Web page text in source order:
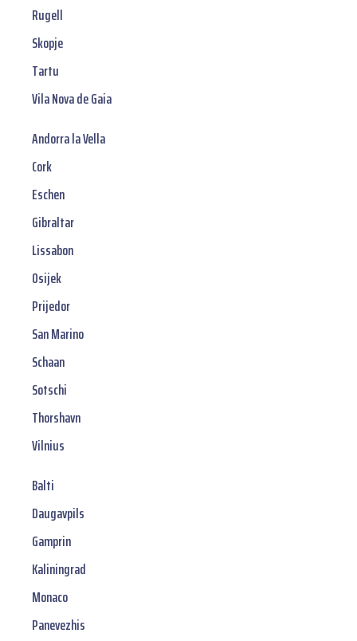
Rugell
Skopje
Tartu
Vila Nova de Gaia
Andorra la Vella
Cork
Eschen
Gibraltar
Lissabon
Osijek
Prijedor
San Marino
Schaan
Sotschi
Thorshavn
Vilnius
Balti
Daugavpils
Gamprin
Kaliningrad
Monaco
Panevezhis